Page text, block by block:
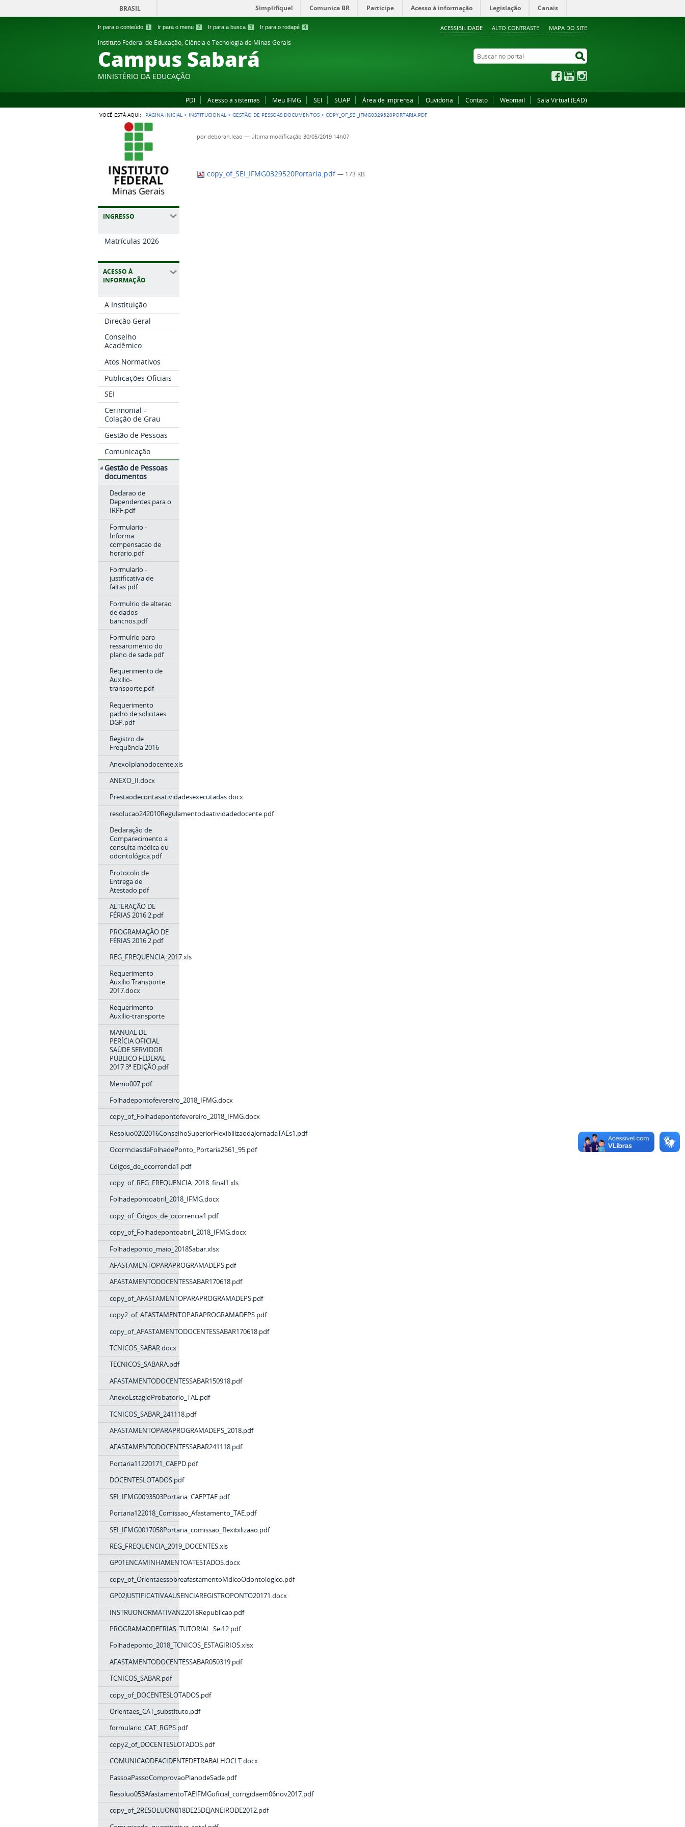
Ir para o conteúdo 1 Ir para o menu 2 Ir para a busca 3 Ir para o rodapé 4 ACESSIBILIDADE ALTO CONTRASTE MAPA DO SITE
BRASIL Simplifique! Comunica BR Participe Acesso à informação Legislação Canais
Instituto Federal de Educação, Ciência e Tecnologia de Minas Gerais
Campus Sabará
MINISTÉRIO DA EDUCAÇÃO
Buscar no portal
FacebookYouTube
PDI Acesso a sistemas Meu IFMG SEI SUAP Área de imprensa Ouvidoria Contato Webmail Sala Virtual (EAD)
VOCÊ ESTÁ AQUI: PÁGINA INICIAL > INSTITUCIONAL >GESTÃO DE PESSOAS DOCUMENTOS >COPY_OF_SEI_IFMG0329520PORTARIA.PDF
INGRESSO
Matrículas 2026
ACESSO À
INFORMAÇÃO
A Instituição
Direção Geral
Conselho
Acadêmico
Atos Normativos
Publicações Oficiais
SEI
Cerimonial -
Colação de Grau
Gestão de Pessoas
Comunicação
Gestão de Pessoas
documentos
Declarao de
Dependentes para o
IRPF.pdf
Formulario -
Informa
compensacao de
horario.pdf
Formulario -
justificativa de
faltas.pdf
Formulrio de alterao
de dados
bancrios.pdf
Formulrio para
ressarcimento do
plano de sade.pdf
Requerimento de
Auxilio-
transporte.pdf
Requerimento
padro de solicitaes
DGP.pdf
Registro de
Frequência 2016
AnexoIplanodocente.xls
ANEXO_II.docx
Prestaodecontasatividadesexecutadas.docx
resolucao242010Regulamentodaatividadedocente.pdf
Declaração de
Comparecimento a
consulta médica ou
odontológica.pdf
Protocolo de
Entrega de
Atestado.pdf
ALTERAÇÃO DE
FÉRIAS 2016 2.pdf
PROGRAMAÇÃO DE
FÉRIAS 2016 2.pdf
REG_FREQUENCIA_2017.xls
Requerimento
Auxilio Transporte
2017.docx
Requerimento
Auxilio-transporte
MANUAL DE
PERÍCIA OFICIAL
SAÚDE SERVIDOR
PÚBLICO FEDERAL -
2017 3ª EDIÇÃO.pdf
Memo007.pdf
Folhadepontofevereiro_2018_IFMG.docx
copy_of_Folhadepontofevereiro_2018_IFMG.docx
Resoluo0202016ConselhoSuperiorFlexibilizaodaJornadaTAEs1.pdf
OcorrnciasdaFolhadePonto_Portaria2561_95.pdf
Cdigos_de_ocorrencia1.pdf
copy_of_REG_FREQUENCIA_2018_final1.xls
Folhadepontoabril_2018_IFMG.docx
copy_of_Cdigos_de_ocorrencia1.pdf
copy_of_Folhadepontoabril_2018_IFMG.docx
Folhadeponto_maio_2018Sabar.xlsx
AFASTAMENTOPARAPROGRAMADEPS.pdf
AFASTAMENTODOCENTESSABAR170618.pdf
copy_of_AFASTAMENTOPARAPROGRAMADEPS.pdf
copy2_of_AFASTAMENTOPARAPROGRAMADEPS.pdf
copy_of_AFASTAMENTODOCENTESSABAR170618.pdf
TCNICOS_SABAR.docx
TECNICOS_SABARA.pdf
AFASTAMENTODOCENTESSABAR150918.pdf
AnexoEstagioProbatorio_TAE.pdf
TCNICOS_SABAR_241118.pdf
AFASTAMENTOPARAPROGRAMADEPS_2018.pdf
AFASTAMENTODOCENTESSABAR241118.pdf
Portaria11220171_CAEPD.pdf
DOCENTESLOTADOS.pdf
SEI_IFMG0093503Portaria_CAEPTAE.pdf
Portaria122018_Comissao_Afastamento_TAE.pdf
SEI_IFMG0017058Portaria_comissao_flexibilizaao.pdf
REG_FREQUENCIA_2019_DOCENTES.xls
GP01ENCAMINHAMENTOATESTADOS.docx
copy_of_OrientaessobreafastamentoMdicoOdontologico.pdf
GP02JUSTIFICATIVAAUSENCIAREGISTROPONTO20171.docx
INSTRUONORMATIVAN22018Republicao.pdf
PROGRAMAODEFRIAS_TUTORIAL_Sei12.pdf
Folhadeponto_2018_TCNICOS_ESTAGIRIOS.xlsx
AFASTAMENTODOCENTESSABAR050319.pdf
TCNICOS_SABAR.pdf
copy_of_DOCENTESLOTADOS.pdf
Orientaes_CAT_substituto.pdf
formulario_CAT_RGPS.pdf
copy2_of_DOCENTESLOTADOS.pdf
COMUNICAODEACIDENTEDETRABALHOCLT.docx
PassoaPassoComprovaoPlanodeSade.pdf
Resoluo053AfastamentoTAEIFMGoficial_corrigidaem06nov2017.pdf
copy_of_2RESOLUON018DE25DEJANEIRODE2012.pdf
pordeborah.leao — última modificação 30/05/2019 14h07
copy_of_SEI_IFMG0329520Portaria.pdf— 173 KB